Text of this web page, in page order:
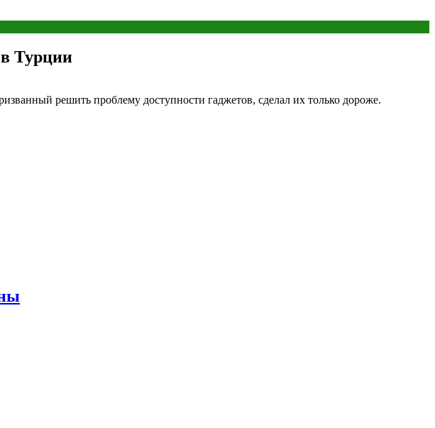
Турции
решить проблему доступности гаджетов, сделал их только дороже.